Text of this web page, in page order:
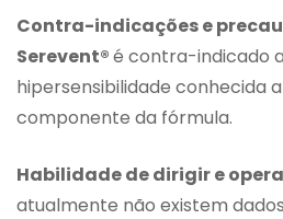
Contra-indicações e
Serevent®é contra-indicado
hipersensibilidade conhecida
componente da fórmula.
Habilidade de dirigir e
atualmente não existem